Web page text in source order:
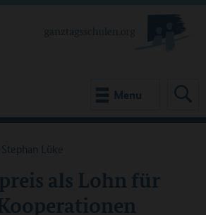
Menu
als Lohn für
Lüke